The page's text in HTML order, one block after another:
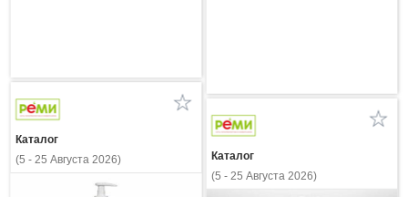
Каталог
(5 - 25 Августа 2026)
Каталог
(5 - 25 Августа 2026)